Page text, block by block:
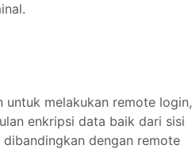
melakukan remote login,
enkripsi data baik dari sisi
dengan remote